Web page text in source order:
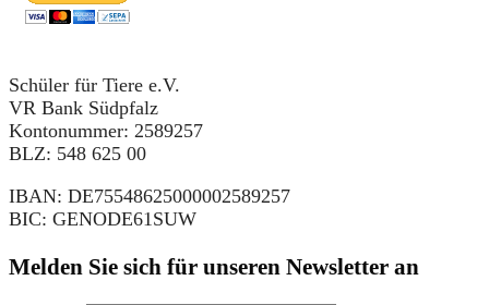
Schüler für Tiere e.V.
VR Bank Südpfalz
Kontonummer: 2589257
BLZ: 548 625 00
IBAN: DE75548625000002589257
BIC: GENODE61SUW
Melden Sie sich für unseren Newsletter an